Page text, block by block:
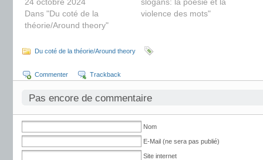
Dans "Du coté de la
théorie/Around theory"
violence des mots"
Du coté de la théorie/Around theory
Commenter Trackback
Pas encore de commentaire
Nom
E-Mail (ne sera pas publié)
Site internet